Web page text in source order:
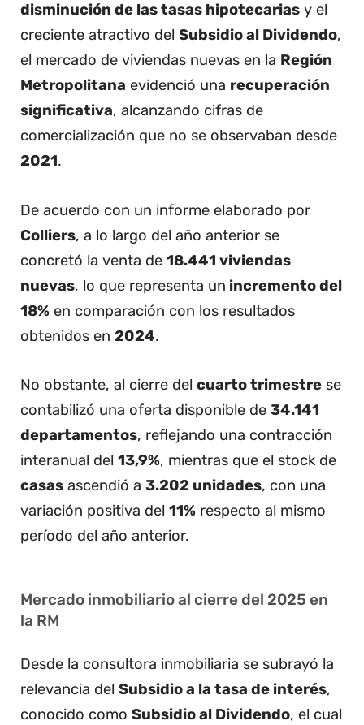
disminución de las tasas hipotecarias y el
creciente atractivo del Subsidio al Dividendo,
el mercado de viviendas nuevas en la Región
Metropolitana evidenció una recuperación
significativa, alcanzando cifras de
comercialización que no se observaban desde
2021.
De acuerdo con un informe elaborado por
Colliers, a lo largo del año anterior se
concretó la venta de 18.441 viviendas
nuevas, lo que representa un incremento del
18% en comparación con los resultados
obtenidos en 2024.
No obstante, al cierre del cuarto trimestre se
contabilizó una oferta disponible de 34.141
departamentos, reflejando una contracción
interanual del 13,9%, mientras que el stock de
casas ascendió a 3.202 unidades, con una
variación positiva del 11% respecto al mismo
período del año anterior.
Mercado inmobiliario al cierre del 2025 en
la RM
Desde la consultora inmobiliaria se subrayó la
relevancia del Subsidio a la tasa de interés,
conocido como Subsidio al Dividendo, el cual